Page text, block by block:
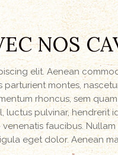
NOS
elit. Aenean
montes,
rhoncus, sem
luctus pulvinar, hendrerit
faucibus.
eget dolor. Aenean